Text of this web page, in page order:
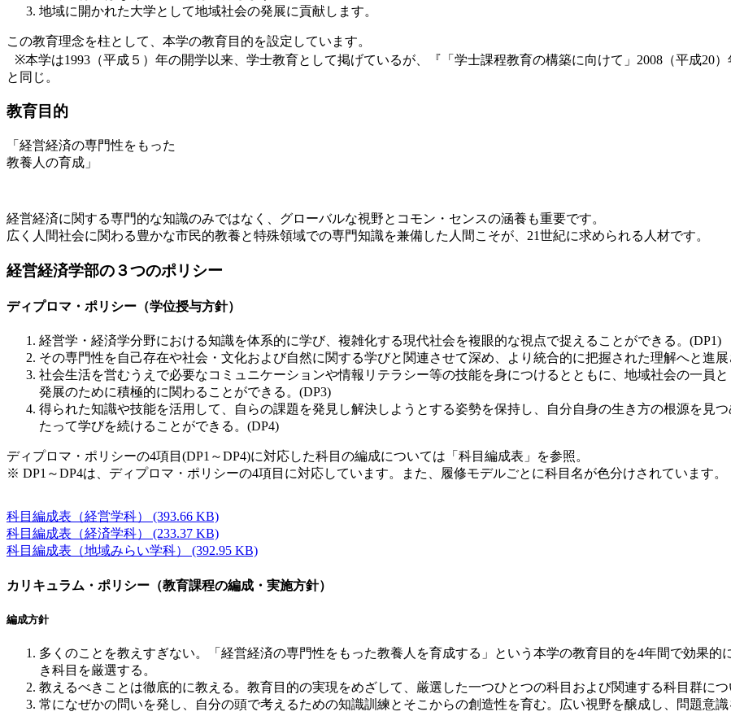
地域に開かれた大学として地域社会の発展に貢献します。
この教育理念を柱として、本学の教育目的を設定しています。
※本学は1993（平成５）年の開学以来、学士教育として掲げているが、『「学士課程教育の構築に向けて」2008（平成20
と同じ。
教育目的
「経営経済の専門性をもった
教養人の育成」
経営経済に関する専門的な知識のみではなく、グローバルな視野とコモン・センスの涵養も重要です。
広く人間社会に関わる豊かな市民的教養と特殊領域での専門知識を兼備した人間こそが、21世紀に求められる人材です。
経営経済学部の３つのポリシー
ディプロマ・ポリシー（学位授与方針）
経営学・経済学分野における知識を体系的に学び、複雑化する現代社会を複眼的な視点で捉えることができる。(DP1)
その専門性を自己存在や社会・文化および自然に関する学びと関連させて深め、より統合的に把握された理解へと進
社会生活を営むうえで必要なコミュニケーションや情報リテラシー等の技能を身につけるとともに、地域社会の一員
発展のために積極的に関わることができる。(DP3)
得られた知識や技能を活用して、自らの課題を発見し解決しようとする姿勢を保持し、自分自身の生き方の根源を見
たって学びを続けることができる。(DP4)
ディプロマ・ポリシーの4項目(DP1～DP4)に対応した科目の編成については「科目編成表」を参照。
※ DP1～DP4は、ディプロマ・ポリシーの4項目に対応しています。また、履修モデルごとに科目名が色分けされています。
科目編成表（経営学科） (393.66 KB)
科目編成表（経済学科） (233.37 KB)
科目編成表（地域みらい学科） (392.95 KB)
カリキュラム・ポリシー（教育課程の編成・実施方針）
編成方針
多くのことを教えすぎない。「経営経済の専門性をもった教養人を育成する」という本学の教育目的を4年間で効果
き科目を厳選する。
教えるべきことは徹底的に教える。教育目的の実現をめざして、厳選した一つひとつの科目および関連する科目群につ
常になぜかの問いを発し、自分の頭で考えるための知識訓練とそこからの創造性を育む。広い視野を醸成し、問題意